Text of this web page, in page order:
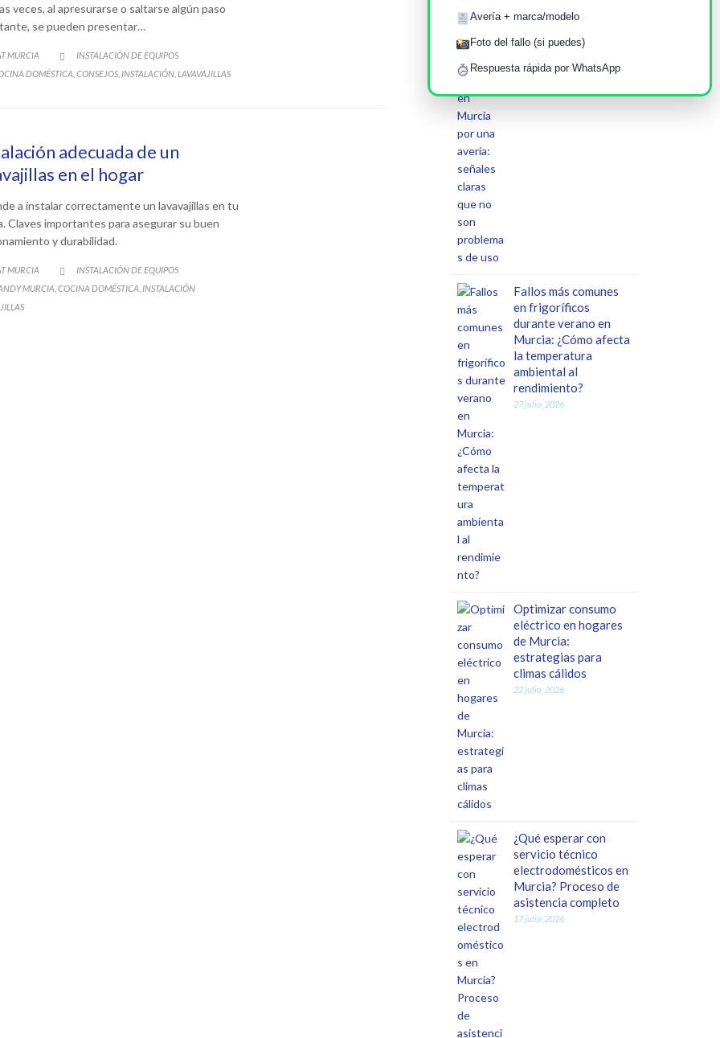
veces, al apresurarse o saltarse algún paso
se pueden presentar…
MURCIA  CATEGORY
INSTALACIÓN DE EQUIPOS
DOMÉSTICA CONSEJOS INSTALACIÓN LAVAVAJILLAS
adecuada de un
en el hogar
a instalar correctamente un lavavajillas en tu
Claves importantes para asegurar su buen
y durabilidad.
MURCIA  CATEGORY
INSTALACIÓN DE EQUIPOS
MURCIA COCINA DOMÉSTICA INSTALACIÓN
Murcia por una
avería: señales claras
de uso
Fallos más comunes
en frigoríficos
durante verano en
Murcia: ¿Cómo afecta
la temperatura
ambiental al
rendimiento?
27 julio, 2026
Optimizar consumo
eléctrico en hogares
de Murcia:
estrategias para
climas cálidos
22 julio, 2026
¿Qué esperar con
servicio técnico
electrodomésticos en
Murcia? Proceso de
asistencia completo
17 julio, 2026
Avería + marca/modelo
Foto del fallo (si puedes)
Respuesta rápida por WhatsApp